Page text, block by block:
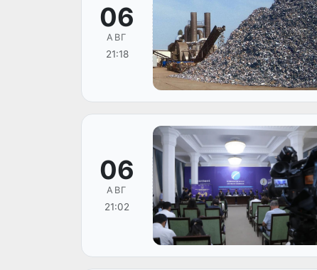
06
АВГ
21:18
06
АВГ
21:02